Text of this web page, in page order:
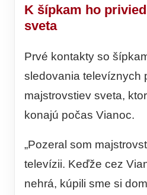
K šípkam ho
sveta
Prvé kontakty so
sledovania televíznych
majstrovstiev sveta,
konajú počas Vianoc.
„Pozeral som
televízii. Keďže cez
nehrá, kúpili sme si